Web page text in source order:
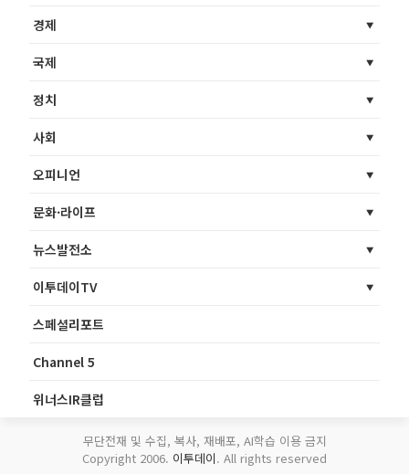
경제
국제
정치
사회
오피니언
문화·라이프
뉴스발전소
이투데이TV
스페셜리포트
Channel 5
위너스IR클럽
무단전재 및 수집, 복사, 재배포, AI학습 이용 금지
Copyright 2006. 이투데이. All rights reserved